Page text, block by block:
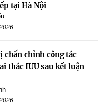
tại Hà Nội
chấn chỉnh công tác
thác IUU sau kết luận